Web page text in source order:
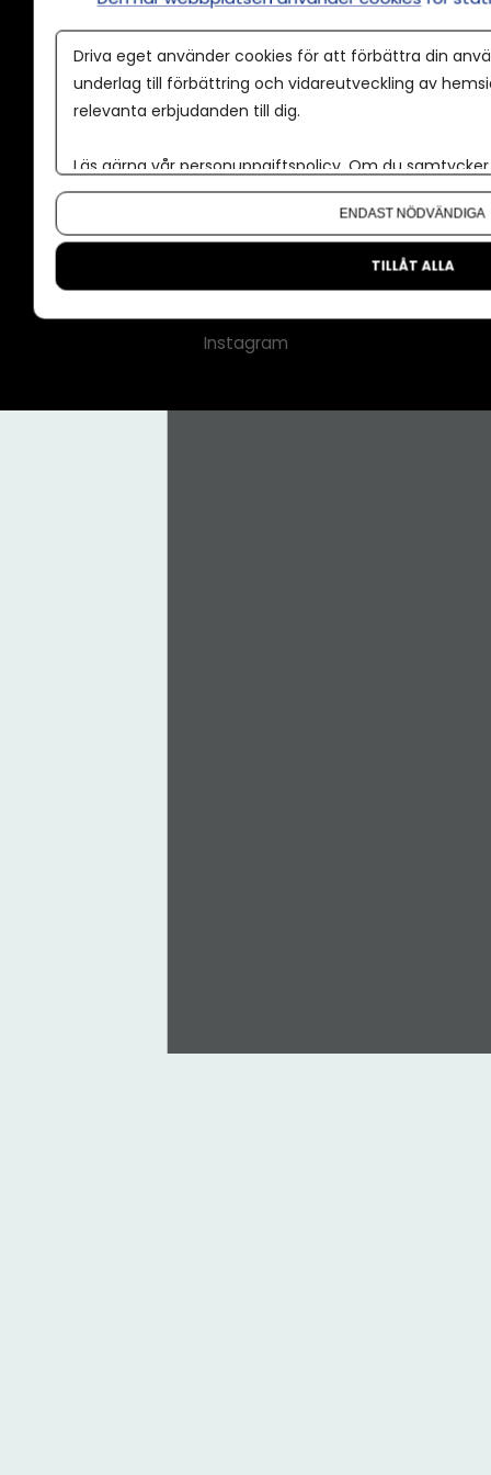
Annonspolicy
Tillgänglighet
Kontakt
Nyhetsbrev
CMS för medier
Instagram
Driva eget använder cookies för att förbättra din
underlag till förbättring och vidareutveckling av
relevanta erbjudanden till dig.
Läs gärna vår personuppgiftspolicy. Om du
Om du vill ändra ditt val i efterhand hittar du den
ENDAST NÖDVÄNDIGA
TILLÅT ALLA